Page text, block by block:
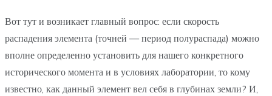
Вот тут и возникает главный вопрос: если скорость
распадения элемента (точней — период полураспада) можно
вполне определенно установить для нашего конкретного
исторического момента и в условиях лаборатории, то кому
известно, как данный элемент вел себя в глубинах земли? И,